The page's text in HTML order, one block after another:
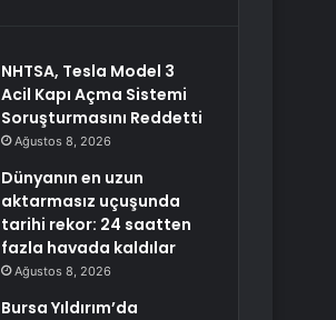
NHTSA, Tesla Model 3
Acil Kapı Açma Sistemi
Soruşturmasını Reddetti
Ağustos 8, 2026
Dünyanın en uzun
aktarmasız uçuşunda
tarihi rekor: 24 saatten
fazla havada kaldılar
Ağustos 8, 2026
Bursa Yıldırım’da